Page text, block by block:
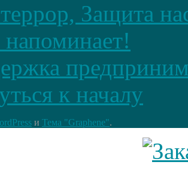
Защита
к началу
и Тема "Graphene".